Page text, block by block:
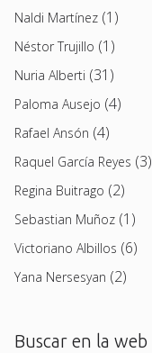
Naldi Martínez (1)
Néstor Trujillo (1)
Nuria Alberti (31)
Paloma Ausejo (4)
Rafael Ansón (4)
Raquel García Reyes (3)
Regina Buitrago (2)
Sebastian Muñoz (1)
Victoriano Albillos (6)
Yana Nersesyan (2)
Buscar en la web